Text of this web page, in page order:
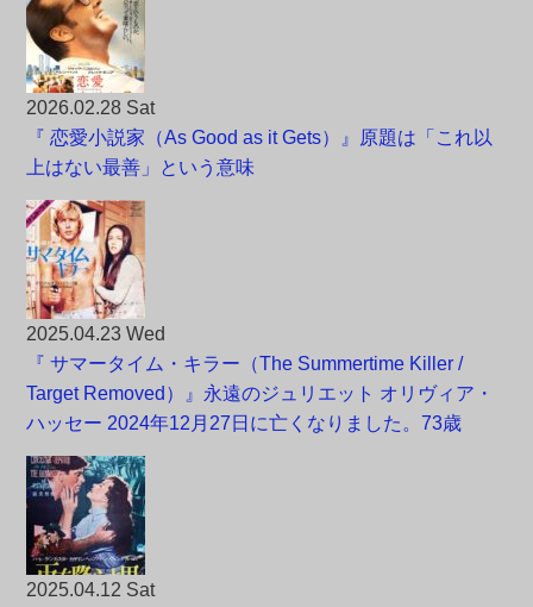
2026.02.28 Sat
『 恋愛小説家（As Good as it Gets）』原題は「これ以
上はない最善」という意味
2025.04.23 Wed
『 サマータイム・キラー（The Summertime Killer /
Target Removed）』永遠のジュリエット オリヴィア・
ハッセー 2024年12月27日に亡くなりました。73歳
2025.04.12 Sat